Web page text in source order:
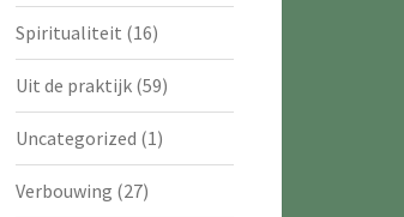
Spiritualiteit (16)
Uit de praktijk(59)
Uncategorized (1)
Verbouwing (27)